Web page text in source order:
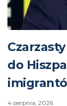
do
4 sierpnia, 2026